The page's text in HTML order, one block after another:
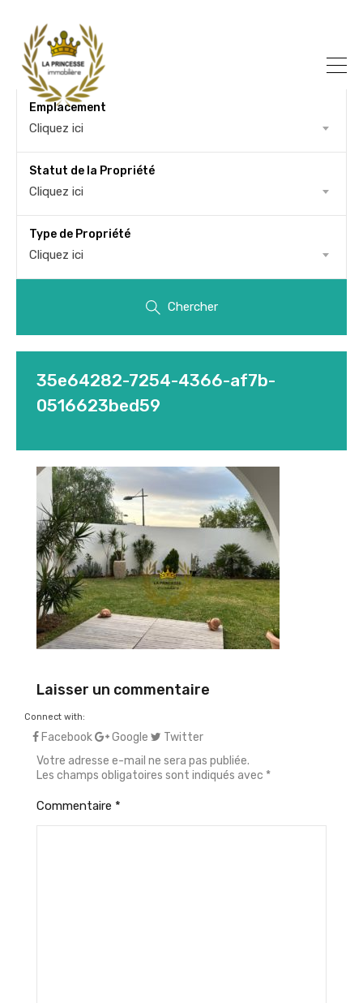
Emplacement
Cliquez ici
Statut de la Propriété
Cliquez ici
Type de Propriété
Cliquez ici
Chercher
35e64282-7254-4366-af7b-
0516623bed59
Laisser un commentaire
Connect with:
Facebook Google
Twitter
Votre adresse e-mail ne sera pas publiée.
Les champs obligatoires sont indiqués avec *
Commentaire *